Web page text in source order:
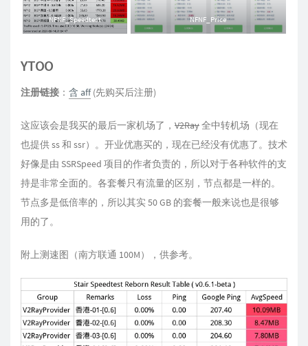
NFNF_Speedtest NFNF_Price
YTOO
注册链接 ： 含 aff(先购买后注册)
这应该会是我买的最后一家机场了， V2Ray全中转机场（现在
也提供 ss 和 ssr）。开业优惠买的，现在已经没有优惠了。技术
好像是由 SSRSpeed 项目的作者负责的，所以对于各种软件的支
持是非常全面的。各套餐只有流量的区别，节点都是一样的。
节点多是低倍率的，所以其实 50 GB 的套餐一般来说也是很够
用的了。
附上测速图（南方联通 100M），供参考。